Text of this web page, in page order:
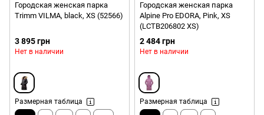
Городская женская парка
Trimm VILMA, black, XS (52566)
3 895 грн
Нет в наличии
Размерная таблица
Городская женская парка
Alpine Pro EDORA, Pink, XS
(LCTB206802 XS)
2 484 грн
Нет в наличии
Размерная таблица